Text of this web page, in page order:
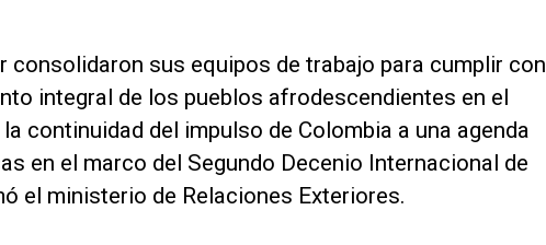
consolidaron sus equipos de trabajo para cumplir con
integral de los pueblos afrodescendientes en el
continuidad del impulso de Colombia a una agenda
en el marco del Segundo Decenio Internacional de
el ministerio de Relaciones Exteriores.